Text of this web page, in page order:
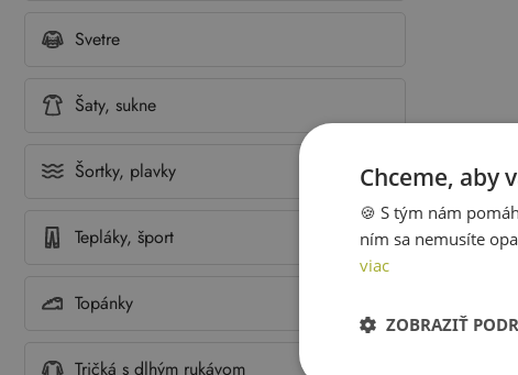
Svetre
Šaty, sukne
Šortky, plavky
Tepláky, šport
Topánky
Tričká s dlhým rukávom
Chceme, aby
🍪 S tým nám
ním sa nemusíte
viac
ZOBRAZIŤ